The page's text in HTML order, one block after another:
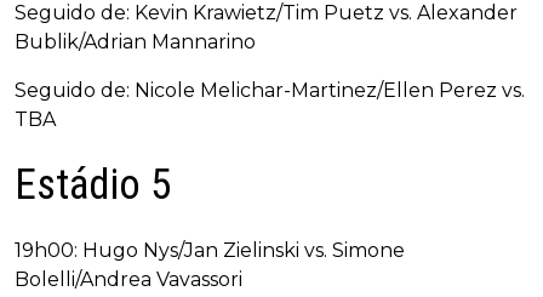
Seguido de: Kevin Krawietz/Tim Puetz vs. Alexander
Bublik/Adrian Mannarino
Seguido de: Nicole Melichar-Martinez/Ellen Perez vs.
TBA
Estádio 5
19h00: Hugo Nys/Jan Zielinski vs. Simone
Bolelli/Andrea Vavassori